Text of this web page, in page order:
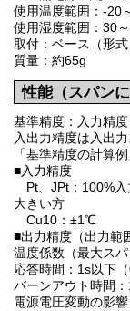
使用温度範囲：-20
使用湿度範囲：30
取付：ベース（形
質量：約65g
性能（スパン
基準精度：入力精
入出力精度は入出
「基準精度の計算例
■入力精度
Pt、JPt：100%
大きい方
Cu10：±1℃
■出力精度（出力範
温度係数（最大ス
応答時間：1s以下
バーンアウト時間
電源電圧変動の影